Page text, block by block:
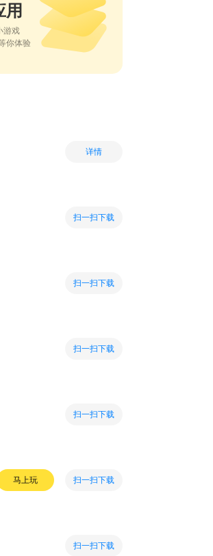
用
游戏
你体验
详情
扫一扫下载
扫一扫下载
扫一扫下载
扫一扫下载
马上玩 扫一扫下载
扫一扫下载